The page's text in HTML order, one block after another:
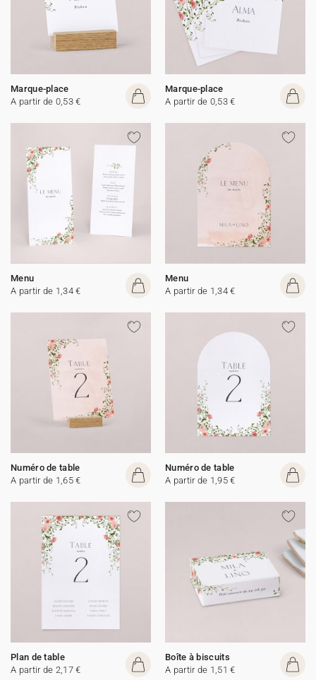
Marque-place
A partir de 0,53 €
Marque-place
A partir de 0,53 €
Menu
A partir de 1,34 €
Menu
A partir de 1,34 €
Numéro de table
A partir de 1,65 €
Numéro de table
A partir de 1,95 €
Plan de table
A partir de 2,17 €
Boîte à biscuits
A partir de 1,51 €